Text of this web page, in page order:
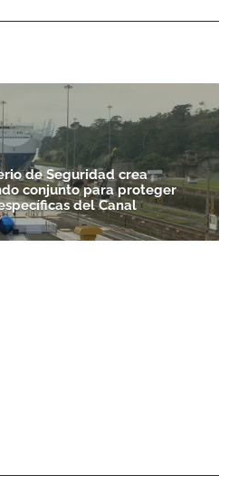
de Seguridad crea
conjunto para proteger
del Canal